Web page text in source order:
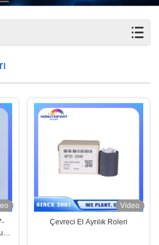
Video
Çevreci El Ayrılık Roleri